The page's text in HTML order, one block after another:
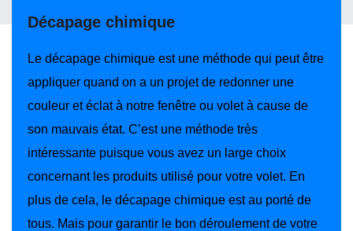
Décapage chimique
Le décapage chimique est une méthode qui peut être
appliquer quand on a un projet de redonner une
couleur et éclat à notre fenêtre ou volet à cause de
son mauvais état. C’est une méthode très
intéressante puisque vous avez un large choix
concernant les produits utilisé pour votre volet. En
plus de cela, le décapage chimique est au porté de
tous. Mais pour garantir le bon déroulement de votre